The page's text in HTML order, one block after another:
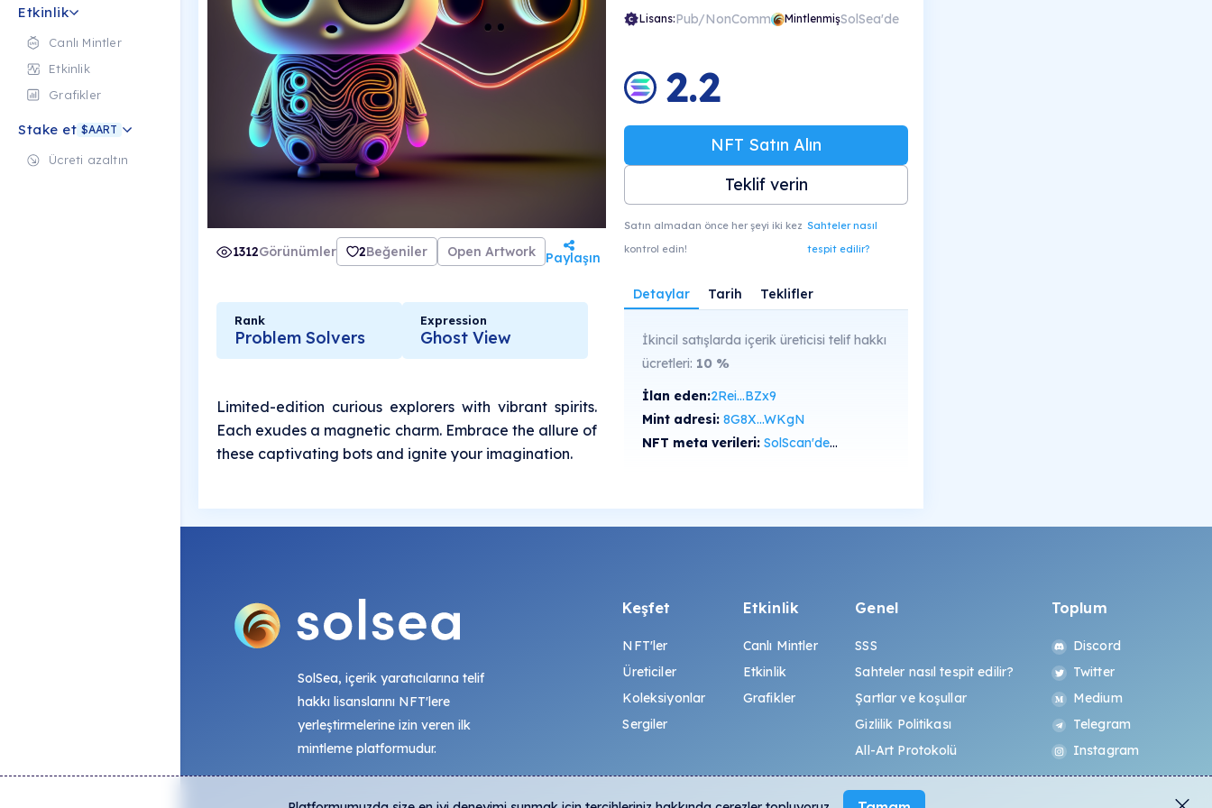
Etkinlik
Canlı Mintler
Etkinlik
Grafikler
Stake et $AART
Ücreti azaltın
1312Görünümler 2Beğeniler Open Artwork Paylaşın
Rank
Problem Solvers
Expression
Ghost View
Limited-edition curious explorers with vibrant spirits.
Each exudes a magnetic charm. Embrace the allure of
these captivating bots and ignite your imagination.
Lisans:Pub/NonComm MintlenmişSolSea'de
2.2
NFT Satın Alın
Teklif verin
Satın almadan önce her şeyi iki kez
kontrol edin!
Sahteler nasıl
tespit edilir?
Detaylar Tarih Teklifler
İkincil satışlarda içerik üreticisi telif hakkı
ücretleri: 10 %
İlan eden:2Rei...BZx9
Mint adresi:8G8X...WKgN
NFT meta verileri:SolScan'de görüntüle
SolSea, içerik yaratıcılarına telif
hakkı lisanslarını NFT'lere
yerleştirmelerine izin veren ilk
mintleme platformudur.
Keşfet
NFT'ler
Üreticiler
Koleksiyonlar
Sergiler
Etkinlik
Canlı Mintler
Etkinlik
Grafikler
Genel
SSS
Sahteler nasıl tespit edilir?
Şartlar ve koşullar
Gizlilik Politikası
All-Art Protokolü
Toplum
Discord
Twitter
Medium
Telegram
Instagram